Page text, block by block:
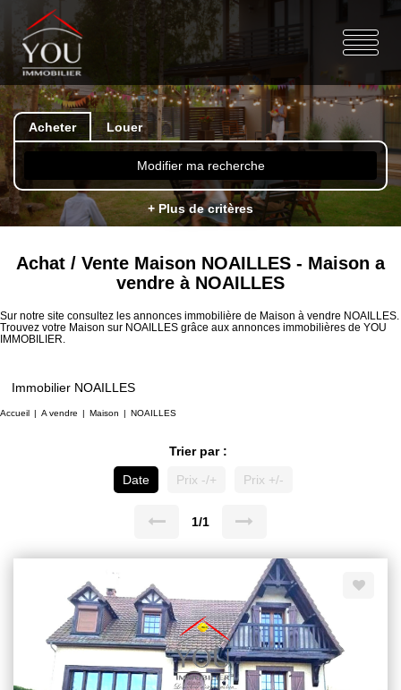
Acheter Louer
Modifier ma recherche
+ Plus de critères
Achat / Vente Maison NOAILLES - Maison a
vendre à NOAILLES
Sur notre site consultez les annonces immobilière de Maison à vendre NOAILLES.
Trouvez votre Maison sur NOAILLES grâce aux annonces immobilières de YOU
IMMOBILIER.
Immobilier NOAILLES
Accueil A vendre Maison NOAILLES
Trier par :
Date
Prix -/+ Prix +/-
1/1